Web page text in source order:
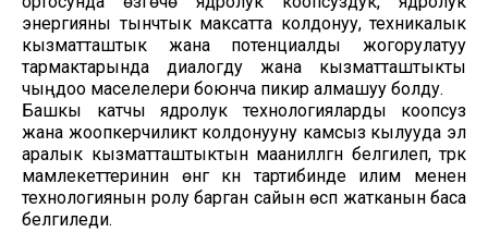
энергияны тынчтык максатта колдонуу, техникалык
кызматташтык жана потенциалды жогорулатуу
тармактарында диалогду жана кызматташтыкты
чыңдоо маселелери боюнча пикир алмашуу болду.
Башкы катчы ядролук технологияларды коопсуз
жана жоопкерчиликтүү колдонууну камсыз кылууда эл
аралык кызматташтыктын маанилүүлүгүн белгилеп, түрк
мамлекеттеринин өнүгүү күн тартибинде илим менен
технологиянын ролу барган сайын өсүп жатканын баса
белгиледи.